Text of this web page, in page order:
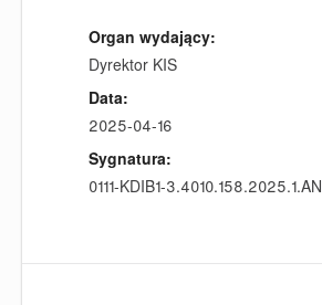
Organ wydający:
Dyrektor KIS
Data:
2025-04-16
Sygnatura:
0111-KDIB1-3.4010.158.2025.1.AN